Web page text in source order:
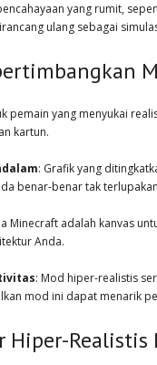
yang rumit,
ulang sebagai
pemain yang menyukai
kartun.
: Grafik yang
benar-benar tak
Minecraft adalah kanvas
Anda.
: Mod hiper-realistis
mod ini dapat menarik
Hiper-Realistis